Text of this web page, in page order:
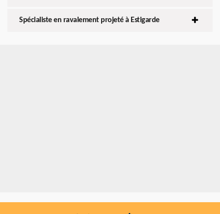
Spécialiste en ravalement projeté à Estigarde